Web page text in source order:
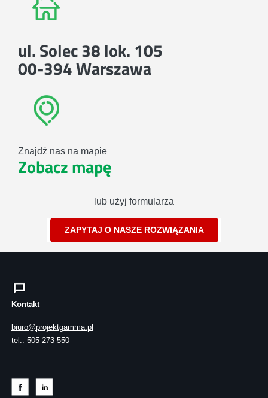
ul. Solec 38 lok. 105
00-394 Warszawa
Znajdź nas na mapie
Zobacz mapę
lub użyj formularza
ZAPYTAJ O NASZE ROZWIĄZANIA
Kontakt
biuro@projektgamma.pl
tel.: 505 273 550